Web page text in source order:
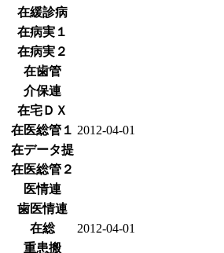
在緩診病
在病実１
在病実２
在歯管
介保連
在宅ＤＸ
在医総管１ 2012-04-01
在データ提
在医総管２
医情連
歯医情連
在総
2012-04-01
重患搬